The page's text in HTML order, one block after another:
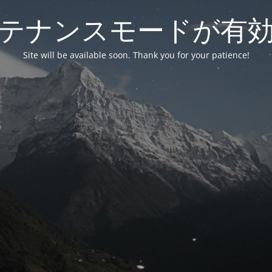
ナンスモードが有
Site will be available soon. Thank you for your patience!